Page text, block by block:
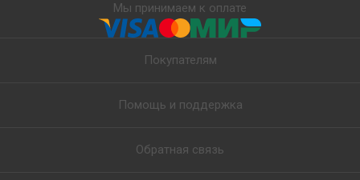
Мы принимаем к оплате
Покупателям
Помощь и поддержка
Обратная связь